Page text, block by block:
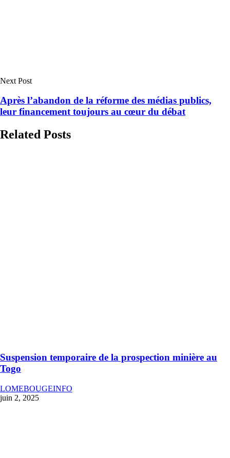
Next Post
Après l’abandon de la réforme des médias publics,
leur financement toujours au cœur du débat
Related Posts
Suspension temporaire de la prospection minière au
Togo
LOMEBOUGEINFO
juin 2, 2025